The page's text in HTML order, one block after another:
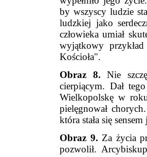
by wszyscy ludzie
ludzkiej jako
człowieka umiał
wyjątkowy
Kościoła".
Obraz 8. Nie
cierpiącym. Dał
Wielkopolskę w
pielęgnował
która stała się
Obraz 9. Za życia
pozwolił.